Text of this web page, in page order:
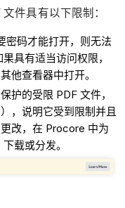
件具有以下限制：
密码才能打开，则无法
具有适当访问权限，
他查看器中打开。
护的受限 PDF 文件，
，说明它受到限制并且
改，在 Procore 中为
载或分发。